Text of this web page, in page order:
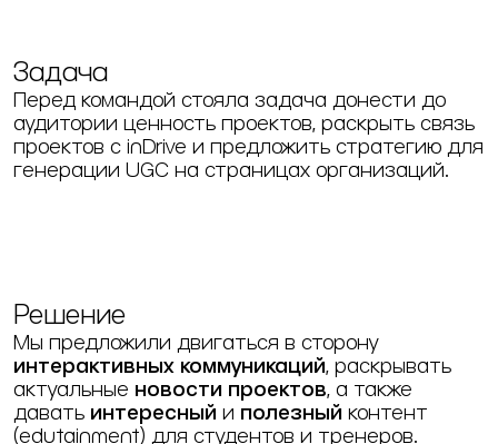
Задача
Перед командой стояла задача донести до
аудитории ценность проектов, раскрыть связь
проектов с inDrive и предложить стратегию для
генерации UGC на страницах организаций.
Решение
Мы предложили двигаться в сторону
интерактивных коммуникаций , раскрывать
актуальные новости проектов , а также
давать интересный и полезный контент
(edutainment) для студентов и тренеров.